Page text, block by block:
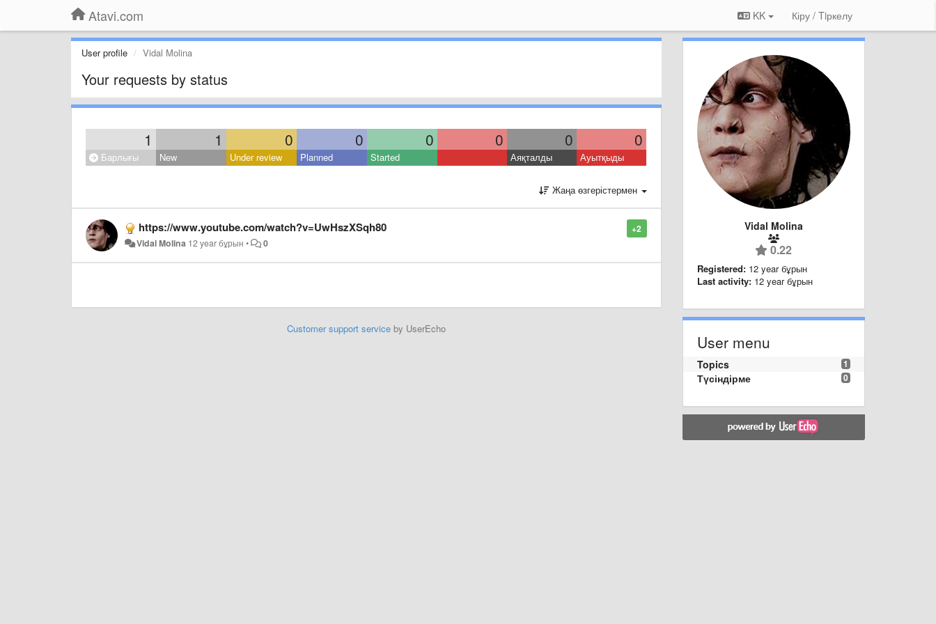
Atavi.com KK Кіру / Tiркелу
User profile Vidal Molina
Your requests by status
1 1 0 0 0 0 0 0
Барлығы New Under review Planned Started Аяқталды Ауытқыды
Жаңа өзгерістермен
+2
https://www.youtube.com/watch?v=UwHszXSqh80
Vidal Molina 12 year бұрын • 0
Customer support serviceby UserEcho
Vidal Molina
0.22
Registered: 12 year бұрын
Last activity: 12 year бұрын
User menu
1
Topics
0
Түсіндірме